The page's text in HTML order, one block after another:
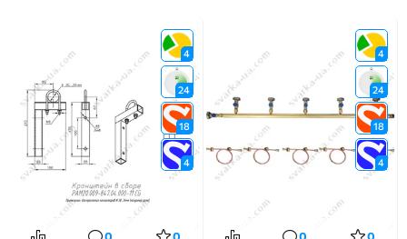
4
24
18
4
0 0
4
24
18
4
0 0